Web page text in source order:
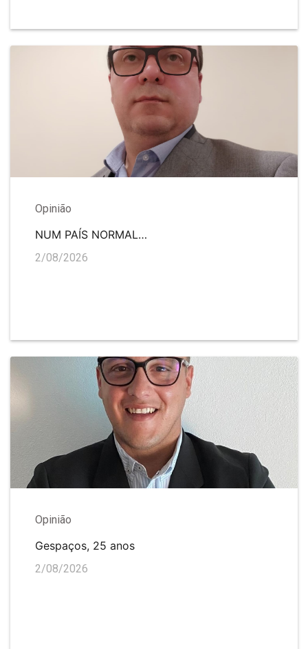
Opinião
NUM PAÍS NORMAL…
2/08/2026
Opinião
Gespaços, 25 anos
2/08/2026